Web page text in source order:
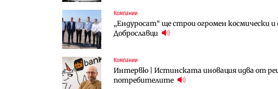
Компании
„Ендуросат“ ще строи огромен космически
Доброславци
Компании
Интервю | Истинската иновация идва от
потребителите
Компании
„Хювефарма“ подписа договор за
Инфраструктура
АПИ възложи промяната на парцеларния
Търново
Публични финанси
След 20 години застой: Данъчните оценки
вдигнати
Инфраструктура
Вторият мост над Варненското езеро
„Черно море“